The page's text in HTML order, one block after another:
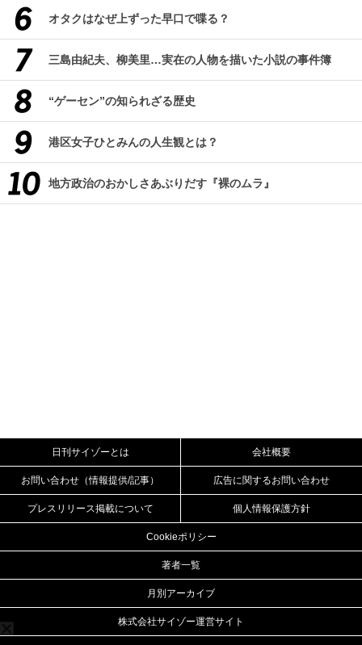
オタクはなぜ上ずった早口で喋る？
三島由紀夫、柳美里…実在の人物を描いた小説の事件簿
“ゲーセン”の知られざる歴史
港区女子ひとみんの人生観とは？
地方政治のおかしさあぶりだす『裸のムラ』
日刊サイゾーとは 会社概要
お問い合わせ（情報提供/記事） 広告に関するお問い合わせ
プレスリリース掲載について 個人情報保護方針
Cookieポリシー
著者一覧
月別アーカイブ
株式会社サイゾー運営サイト